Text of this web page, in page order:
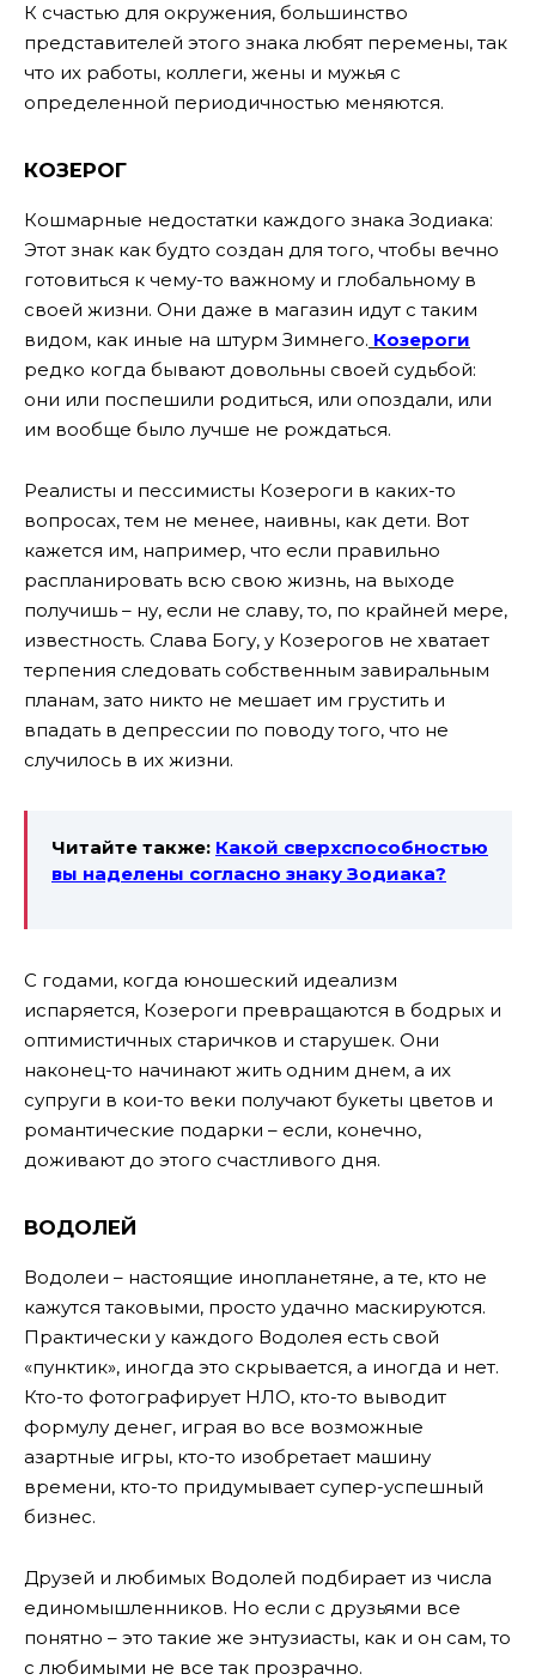
К счастью для окружения, большинство
представителей этого знака любят перемены, так
что их работы, коллеги, жены и мужья с
определенной периодичностью меняются.
КОЗЕРОГ
Кошмарные недостатки каждого знака Зодиака:
Этот знак как будто создан для того, чтобы вечно
готовиться к чему-то важному и глобальному в
своей жизни. Они даже в магазин идут с таким
видом, как иные на штурм Зимнего. Козероги
редко когда бывают довольны своей судьбой:
они или поспешили родиться, или опоздали, или
им вообще было лучше не рождаться.
Реалисты и пессимисты Козероги в каких-то
вопросах, тем не менее, наивны, как дети. Вот
кажется им, например, что если правильно
распланировать всю свою жизнь, на выходе
получишь – ну, если не славу, то, по крайней мере,
известность. Слава Богу, у Козерогов не хватает
терпения следовать собственным завиральным
планам, зато никто не мешает им грустить и
впадать в депрессии по поводу того, что не
случилось в их жизни.
Читайте также: Какой сверхспособностью
вы наделены согласно знаку Зодиака?
С годами, когда юношеский идеализм
испаряется, Козероги превращаются в бодрых и
оптимистичных старичков и старушек. Они
наконец-то начинают жить одним днем, а их
супруги в кои-то веки получают букеты цветов и
романтические подарки – если, конечно,
доживают до этого счастливого дня.
ВОДОЛЕЙ
Водолеи – настоящие инопланетяне, а те, кто не
кажутся таковыми, просто удачно маскируются.
Практически у каждого Водолея есть свой
«пунктик», иногда это скрывается, а иногда и нет.
Кто-то фотографирует НЛО, кто-то выводит
формулу денег, играя во все возможные
азартные игры, кто-то изобретает машину
времени, кто-то придумывает супер-успешный
бизнес.
Друзей и любимых Водолей подбирает из числа
единомышленников. Но если с друзьями все
понятно – это такие же энтузиасты, как и он сам, то
с любимыми не все так прозрачно.